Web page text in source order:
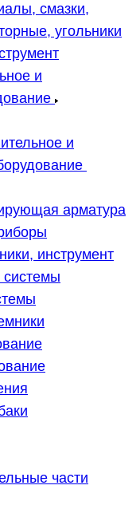
смазки,
угольники
и
и
арматура
инструмент
части